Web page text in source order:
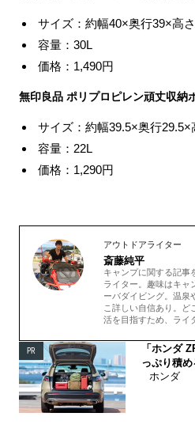
サイズ：約幅40×奥行39×高
容量：30L
価格：1,490円
無印良品 ポリプロピレン頑丈収納
サイズ：約幅39.5×奥行29.5×
容量：22L
価格：1,290円
アウトドアライター
斎藤純平
キャンプに関する記事
ライター。趣味はキャ
ーバダイビング。温泉
こ詳しい自信あり。ど
活を目指すため、ライ
PR
「ホンダ
っぷり積
ホンダ